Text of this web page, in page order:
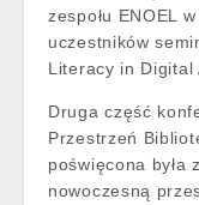
zespołu ENOEL
uczestników
Literacy in Digital
Druga część
Przestrzeń
poświęcona była
nowoczesną